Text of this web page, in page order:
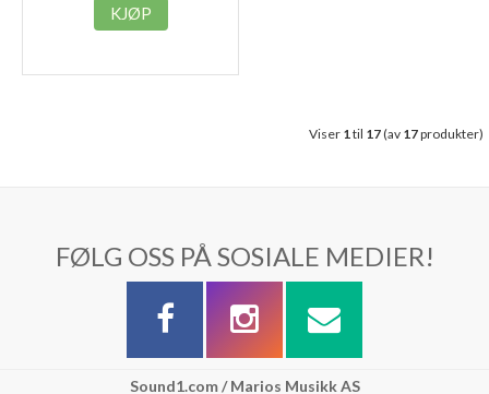
KJØP
Viser 1til 17(av 17produkter)
FØLG OSS PÅ SOSIALE MEDIER!
Sound1.com / Marios Musikk AS